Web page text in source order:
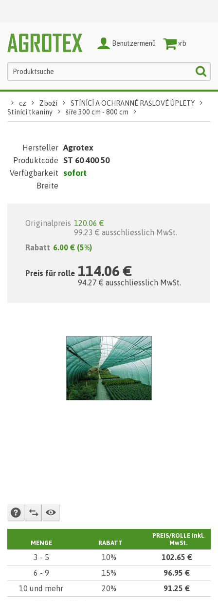
Warenkorb
Benutzermenü
cz Zboží
STÍNÍCÍ A OCHRANNÉ RAŠLOVÉ ÚPLETY
Stínící tkaniny
šíře 300 cm - 800 cm
Hersteller Agrotex
Produktcode ST 60 400 50
Verfügbarkeit sofort
Breite
Originalpreis 120.06 €
99.23 € ausschliesslich MwSt.
Rabatt 6.00 €(5%)
Preis für rolle 114.06 €
94.27 € ausschliesslich MwSt.
FRAGE NACH VERKÄUFER
ZUM VERGLEICHEN ZUSETZEN
MENGE RABATT
PREIS/ROLLE inkl.
MwSt.
3 - 5 10%
102.65 €
6 - 9
15%
96.95 €
10 und mehr
20% 91.25 €